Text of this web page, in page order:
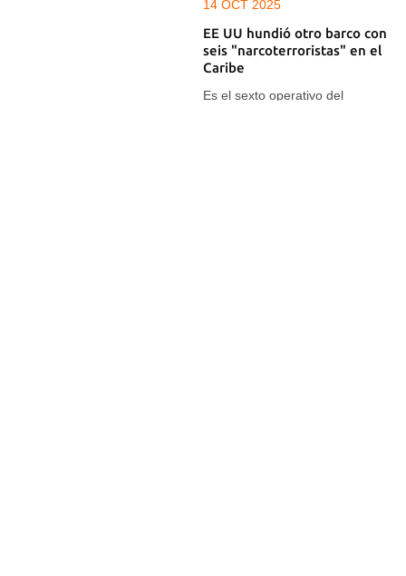
14 OCT 2025
EE UU hundió otro barco con
seis "narcoterroristas" en el
Caribe
Es el sexto operativo del